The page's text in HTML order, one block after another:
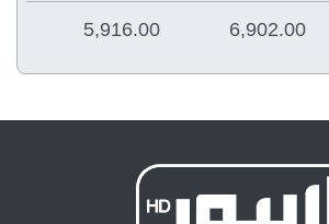
6,902.00
5,916.00